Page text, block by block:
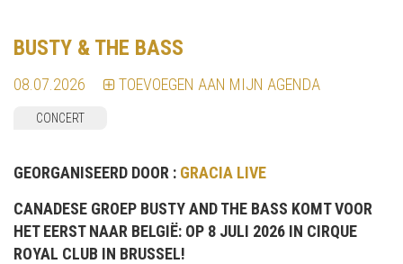
BUSTY & THE BASS
08.07.2026 TOEVOEGEN AAN MIJN AGENDA
CONCERT
GEORGANISEERD DOOR : GRACIA LIVE
CANADESE GROEP BUSTY AND THE BASS KOMT VOOR
HET EERST NAAR BELGIË: OP 8 JULI 2026 IN CIRQUE
ROYAL CLUB IN BRUSSEL!